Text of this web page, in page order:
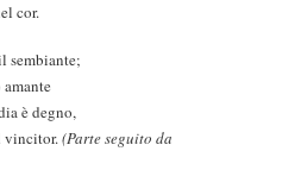
cor.
sembiante;
è degno,
vincitor.(Parte seguito da